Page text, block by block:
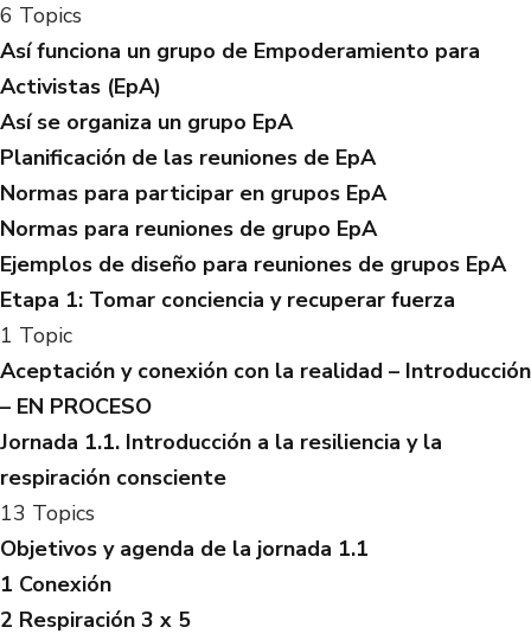
6 Topics
Así funciona un grupo de Empoderamiento para
Activistas (EpA)
Así se organiza un grupo EpA
Planificación de las reuniones de EpA
Normas para participar en grupos EpA
Normas para reuniones de grupo EpA
Ejemplos de diseño para reuniones de grupos EpA
Etapa 1: Tomar conciencia y recuperar fuerza
1 Topic
Aceptación y conexión con la realidad – Introducción
– EN PROCESO
Jornada 1.1. Introducción a la resiliencia y la
respiración consciente
13 Topics
Objetivos y agenda de la jornada 1.1
1 Conexión
2 Respiración 3 x 5